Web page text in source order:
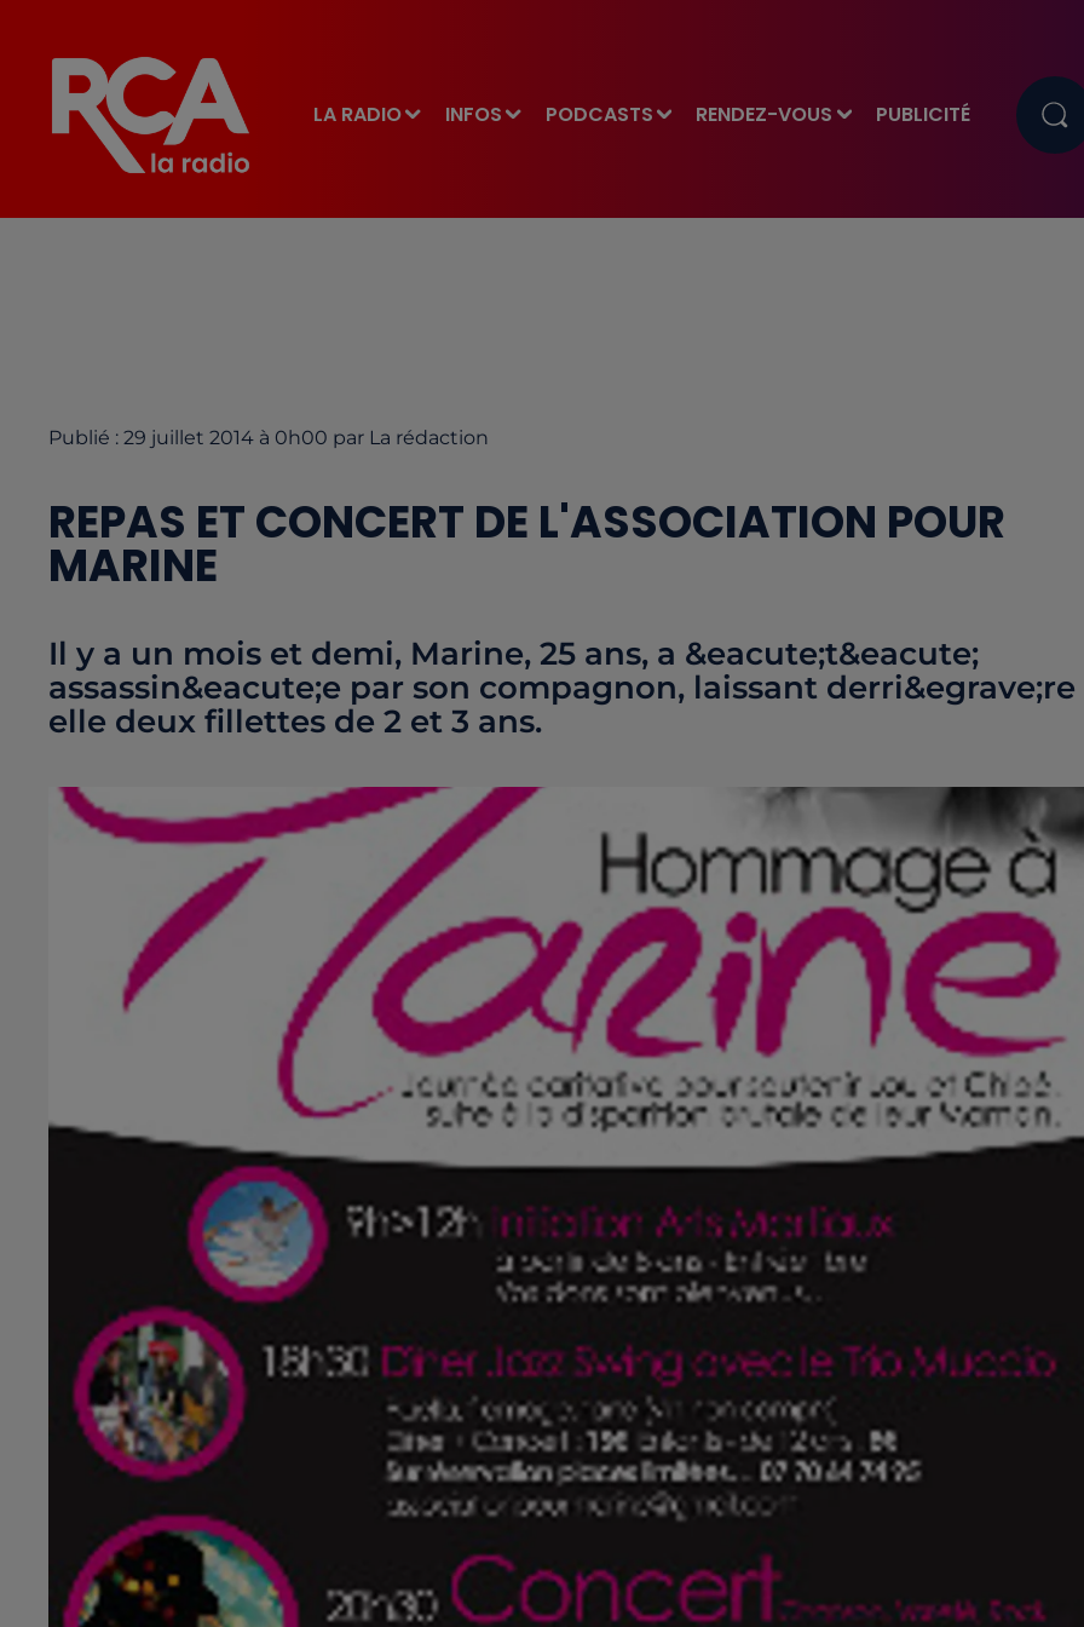
LA RADIO INFOS PODCASTS RENDEZ-VOUS PUBLICITÉ
Publié : 29 juillet 2014 à 0h00 par La rédaction
REPAS ET CONCERT DE L'ASSOCIATION POUR
MARINE
Il y a un mois et demi, Marine, 25 ans, a &eacute;t&eacute;
assassin&eacute;e par son compagnon, laissant derri&egrave;re
elle deux fillettes de 2 et 3 ans.